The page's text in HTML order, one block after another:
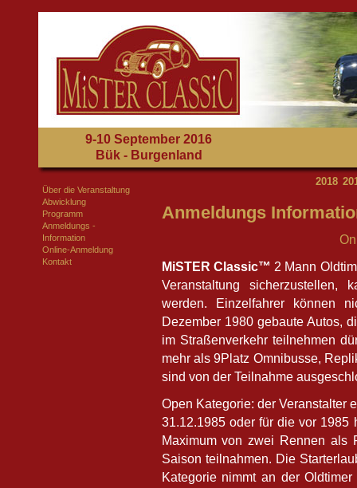
9-10 September 2016
Bük - Burgenland
2018
Über die Veranstaltung
Abwicklung
Programm
Anmeldungs -
Information
Online-Anmeldung
Kontakt
Anmeldungs
MiSTER Classic™ 2 Mann
Veranstaltung sicherzustellen,
werden. Einzelfahrer können
Dezember 1980 gebaute Autos,
im Straßenverkehr teilnehmen
mehr als 9Platz Omnibusse,
sind von der Teilnahme
Open Kategorie: der Veranstalter
31.12.1985 oder für die vor 1985
Maximum von zwei Rennen als
Saison teilnahmen. Die
Kategorie nimmt an der